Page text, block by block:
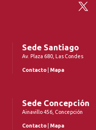
Twitter
Sede Santiago
Av. Plaza 680, Las Condes
Contacto Mapa
Sede Concepción
Ainavillo 456, Concepción
Contacto Mapa